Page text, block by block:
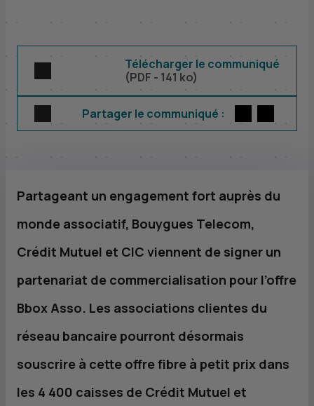
Télécharger le communiqué
(PDF - 141 ko)
Partager le communiqué :
Partageant un engagement fort auprès du
monde associatif, Bouygues Telecom,
Crédit Mutuel et CIC viennent de signer un
partenariat de commercialisation pour l’offre
Bbox Asso. Les associations clientes du
réseau bancaire pourront désormais
souscrire à cette offre fibre à petit prix dans
les 4 400 caisses de Crédit Mutuel et